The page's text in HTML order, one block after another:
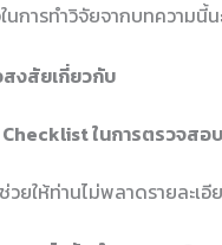
นการทำวิจัยจากบทความนี้
งสัยเกี่ยวกับ
Checklist ในการตรวจสอ
วยให้ท่านไม่พลาดรายละ